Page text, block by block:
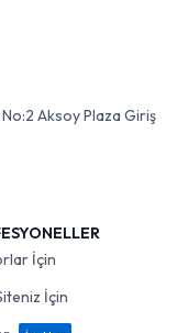
Aksoy Plaza Giriş
İçin
İçin